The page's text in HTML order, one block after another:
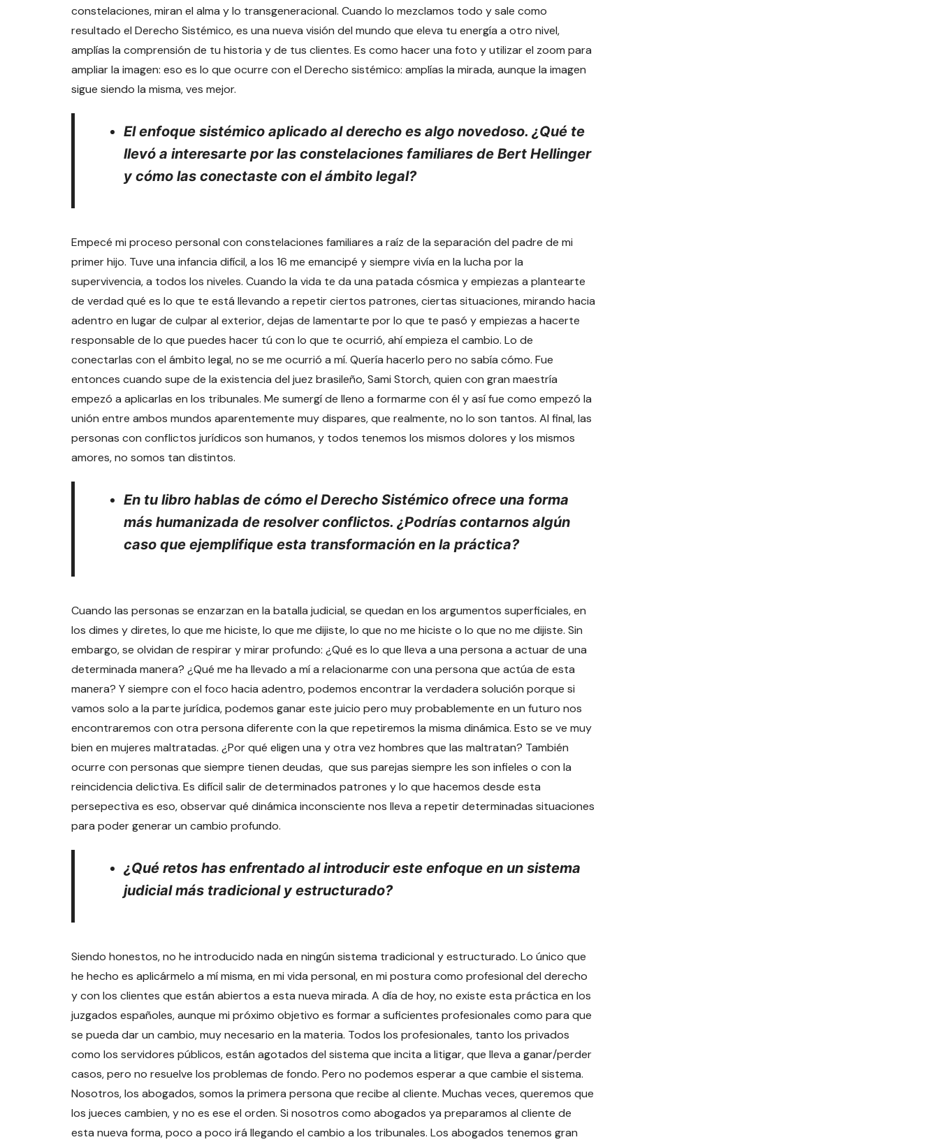
constelaciones, miran el alma y lo transgeneracional. Cuando lo mezclamos todo y sale como
resultado el Derecho Sistémico, es una nueva visión del mundo que eleva tu energía a otro nivel,
amplías la comprensión de tu historia y de tus clientes. Es como hacer una foto y utilizar el zoom para
ampliar la imagen: eso es lo que ocurre con el Derecho sistémico: amplías la mirada, aunque la imagen
sigue siendo la misma, ves mejor.
El enfoque sistémico aplicado al derecho es algo novedoso. ¿Qué te
llevó a interesarte por las constelaciones familiares de Bert Hellinger
y cómo las conectaste con el ámbito legal?
Empecé mi proceso personal con constelaciones familiares a raíz de la separación del padre de mi
primer hijo. Tuve una infancia difícil, a los 16 me emancipé y siempre vivía en la lucha por la
supervivencia, a todos los niveles. Cuando la vida te da una patada cósmica y empiezas a plantearte
de verdad qué es lo que te está llevando a repetir ciertos patrones, ciertas situaciones, mirando hacia
adentro en lugar de culpar al exterior, dejas de lamentarte por lo que te pasó y empiezas a hacerte
responsable de lo que puedes hacer tú con lo que te ocurrió, ahí empieza el cambio. Lo de
conectarlas con el ámbito legal, no se me ocurrió a mí. Quería hacerlo pero no sabía cómo. Fue
entonces cuando supe de la existencia del juez brasileño, Sami Storch, quien con gran maestría
empezó a aplicarlas en los tribunales. Me sumergí de lleno a formarme con él y así fue como empezó la
unión entre ambos mundos aparentemente muy dispares, que realmente, no lo son tantos. Al final, las
personas con conflictos jurídicos son humanos, y todos tenemos los mismos dolores y los mismos
amores, no somos tan distintos.
En tu libro hablas de cómo el Derecho Sistémico ofrece una forma
más humanizada de resolver conflictos. ¿Podrías contarnos algún
caso que ejemplifique esta transformación en la práctica?
Cuando las personas se enzarzan en la batalla judicial, se quedan en los argumentos superficiales, en
los dimes y diretes, lo que me hiciste, lo que me dijiste, lo que no me hiciste o lo que no me dijiste. Sin
embargo, se olvidan de respirar y mirar profundo: ¿Qué es lo que lleva a una persona a actuar de una
determinada manera? ¿Qué me ha llevado a mí a relacionarme con una persona que actúa de esta
manera? Y siempre con el foco hacia adentro, podemos encontrar la verdadera solución porque si
vamos solo a la parte jurídica, podemos ganar este juicio pero muy probablemente en un futuro nos
encontraremos con otra persona diferente con la que repetiremos la misma dinámica. Esto se ve muy
bien en mujeres maltratadas. ¿Por qué eligen una y otra vez hombres que las maltratan? También
ocurre con personas que siempre tienen deudas, que sus parejas siempre les son infieles o con la
reincidencia delictiva. Es difícil salir de determinados patrones y lo que hacemos desde esta
persepectiva es eso, observar qué dinámica inconsciente nos lleva a repetir determinadas situaciones
para poder generar un cambio profundo.
¿Qué retos has enfrentado al introducir este enfoque en un sistema
judicial más tradicional y estructurado?
Siendo honestos, no he introducido nada en ningún sistema tradicional y estructurado. Lo único que
he hecho es aplicármelo a mí misma, en mi vida personal, en mi postura como profesional del derecho
y con los clientes que están abiertos a esta nueva mirada. A día de hoy, no existe esta práctica en los
juzgados españoles, aunque mi próximo objetivo es formar a suficientes profesionales como para que
se pueda dar un cambio, muy necesario en la materia. Todos los profesionales, tanto los privados
como los servidores públicos, están agotados del sistema que incita a litigar, que lleva a ganar/perder
casos, pero no resuelve los problemas de fondo. Pero no podemos esperar a que cambie el sistema.
Nosotros, los abogados, somos la primera persona que recibe al cliente. Muchas veces, queremos que
los jueces cambien, y no es ese el orden. Si nosotros como abogados ya preparamos al cliente de
esta nueva forma, poco a poco irá llegando el cambio a los tribunales. Los abogados tenemos gran